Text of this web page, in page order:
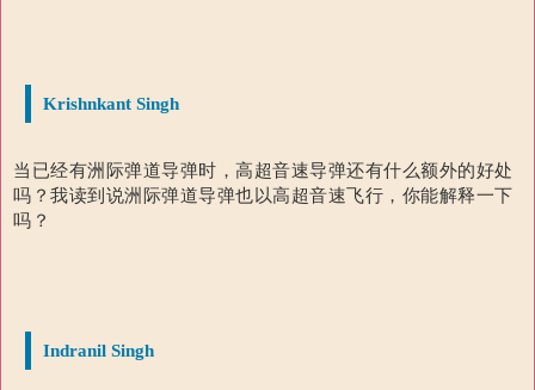
Krishnkant Singh
当已经有洲际弹道导弹时，高超音速导弹还有什么额外的好处
吗？我读到说洲际弹道导弹也以高超音速飞行，你能解释一下
吗？
Indranil Singh